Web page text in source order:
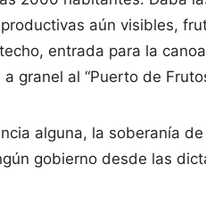
aún visibles,
entrada para la
granel al “Puerto de
alguna, la soberanía
gobierno desde las